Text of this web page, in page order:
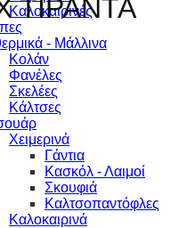
Καλοκαιρινές
- Μάλλινα
Κολάν
Φανέλες
Σκελέες
Κάλτσες
Χειμερινά
Γάντια
Κασκόλ - Λαιμοί
Σκουφιά
Καλτσοπαντόφλες
Καλοκαιρινά
ΤΙΡΑΝΤΑ